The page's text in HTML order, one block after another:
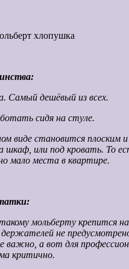
Самый дешёвый из всех.
сидя на стуле.
виде становится плоским
шкаф, или под кровать. То
мало места в квартире.
мольберту крепится
не
важно, а вот для
критично.